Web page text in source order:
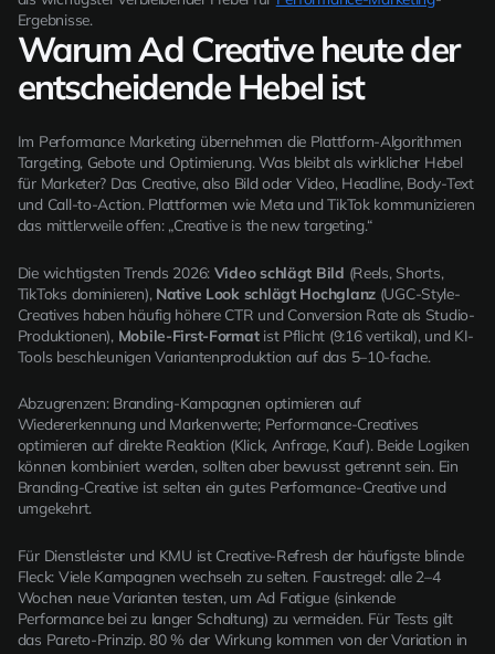
Ergebnisse.
Warum Ad Creative heute der
entscheidende Hebel ist
Im Performance Marketing übernehmen die Plattform-Algorithmen
Targeting, Gebote und Optimierung. Was bleibt als wirklicher Hebel
für Marketer? Das Creative, also Bild oder Video, Headline, Body-Text
und Call-to-Action. Plattformen wie Meta und TikTok kommunizieren
das mittlerweile offen: „Creative is the new targeting.“
Die wichtigsten Trends 2026: Video schlägt Bild (Reels, Shorts,
TikToks dominieren), Native Look schlägt Hochglanz(UGC-Style-
Creatives haben häufig höhere CTR und Conversion Rate als Studio-
Produktionen), Mobile-First-Formatist Pflicht (9:16 vertikal), und KI-
Tools beschleunigen Variantenproduktion auf das 5–10-fache.
Abzugrenzen: Branding-Kampagnen optimieren auf
Wiedererkennung und Markenwerte; Performance-Creatives
optimieren auf direkte Reaktion (Klick, Anfrage, Kauf). Beide Logiken
können kombiniert werden, sollten aber bewusst getrennt sein. Ein
Branding-Creative ist selten ein gutes Performance-Creative und
umgekehrt.
Für Dienstleister und KMU ist Creative-Refresh der häufigste blinde
Fleck: Viele Kampagnen wechseln zu selten. Faustregel: alle 2–4
Wochen neue Varianten testen, um Ad Fatigue (sinkende
Performance bei zu langer Schaltung) zu vermeiden. Für Tests gilt
das Pareto-Prinzip. 80 % der Wirkung kommen von der Variation in